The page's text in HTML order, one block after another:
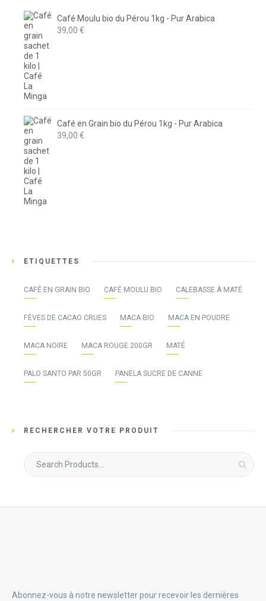
Café Moulu bio du Pérou 1kg - Pur Arabica
39,00 €
Café en Grain bio du Pérou 1kg - Pur Arabica
39,00 €
ÉTIQUETTES
CAFÉ EN GRAIN BIO CAFÉ MOULU BIO CALEBASSE À MATÉ
FÈVES DE CACAO CRUES MACA BIO MACA EN POUDRE
MACA NOIRE MACA ROUGE 200GR MATÉ
PALO SANTO PAR 50GR PANELA SUCRE DE CANNE
RECHERCHER VOTRE PRODUIT
Search
for:
Abonnez-vous à notre newsletter pour recevoir les dernières